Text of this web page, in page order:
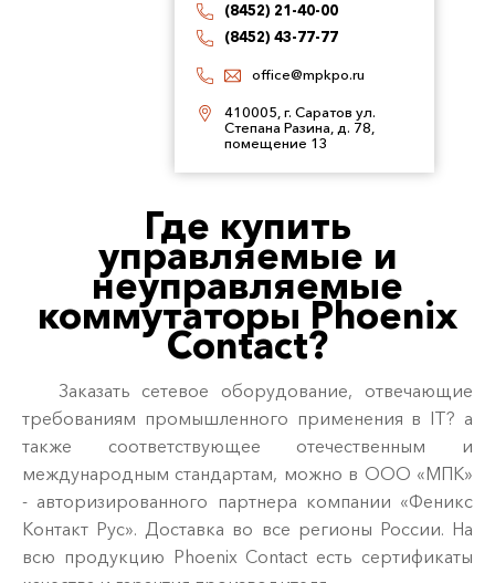
(8452) 21-40-00
(8452) 43-77-77
office@mpkpo.ru
410005, г. Саратов ул.
Степана Разина, д. 78,
помещение 13
Где купить
управляемые и
неуправляемые
коммутаторы Phoenix
Contact?
Заказать сетевое оборудование, отвечающие
требованиям промышленного применения в IT? а
также соответствующее отечественным и
международным стандартам, можно в ООО «МПК»
- авторизированного партнера компании «Феникс
Контакт Рус». Доставка во все регионы России. На
всю продукцию Phoenix Contact есть сертификаты